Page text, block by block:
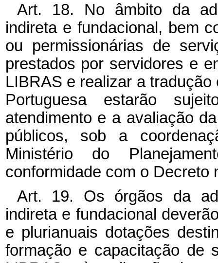
Art. 18. No âmbito da
indireta e fundacional, bem
ou permissionárias de
prestados por servidores e
LIBRAS e realizar a
Portuguesa estarão
atendimento e a avaliação
públicos, sob a
Ministério do
conformidade com o Decreto
Art. 19. Os órgãos da
indireta e fundacional
e plurianuais dotações
formação e capacitação de